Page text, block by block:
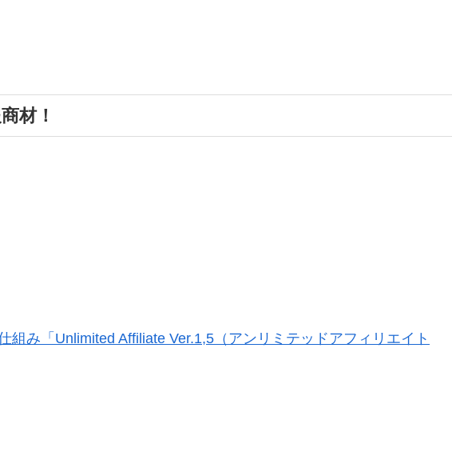
材！
組み「Unlimited Affiliate Ver.1,5（アンリミテッドアフィリエイト